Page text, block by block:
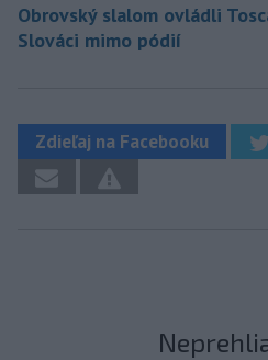
Obrovský slalom ovládli
Slováci mimo pódií
Zdieľaj na Facebooku